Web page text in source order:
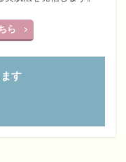
ら
す